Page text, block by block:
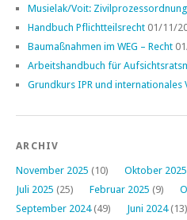
Musielak/Voit:
Handbuch Pflichtteilsrecht 01/11/
Baumaßnahmen im WEG – Recht
Arbeitshandbuch für
Grundkurs IPR und internationales
ARCHIV
November 2025 (10) Oktober 2025
Juli 2025 (25) Februar 2025 (9)
September 2024(49) Juni 2024(13)